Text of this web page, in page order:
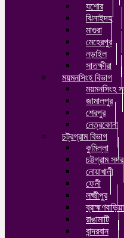
যশোর
ঝিনাইদহ
মাগুরা
মেহেরপুর
নড়াইল
সাতক্ষীরা
ময়মনসিংহ বিভাগ
ময়মনসিংহ
জামালপুর
শেরপুর
নেত্রকোনা
চট্রগ্রাম বিভাগ
কুমিল্লা
চট্টগ্রাম সদর
নোয়াখালী
ফেনী
লক্ষ্মীপুর
ব্রাহ্মণবাড়িয়া
রাঙামাটি
বান্দরবান